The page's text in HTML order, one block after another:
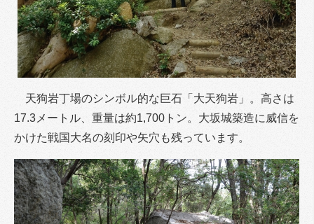
天狗岩丁場のシンボル的な巨石「大天狗岩」。高さは
17.3メートル、重量は約1,700トン。大坂城築造に威信を
かけた戦国大名の刻印や矢穴も残っています。